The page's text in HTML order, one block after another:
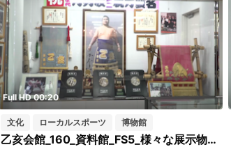
Full HD 00:20
文化 ローカルスポーツ 博物館
乙亥会館_160_資料館_FS5_様々な展示物_FIX